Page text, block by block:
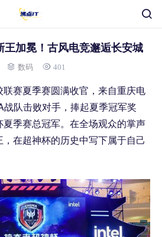
加冕！古风电竞邂逅长安城
数码 401
赛夏季赛圆满收官，来自重庆电
队击败对手，捧起夏季冠军奖
季赛总冠军。在全场观众的掌声
在超神杯的历史中写下属于自己